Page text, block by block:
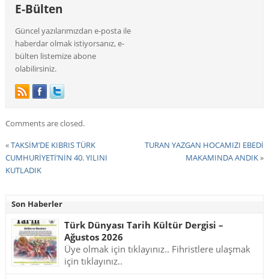
E-Bülten
Güncel yazılarımızdan e-posta ile
haberdar olmak istiyorsanız, e-
bülten listemize abone
olabilirsiniz.
Comments are closed.
«TAKSİM’DE KIBRIS TÜRK
CUMHURİYETİ’NİN 40. YILINI
KUTLADIK
TURAN YAZGAN HOCAMIZI EBEDİ
MAKAMINDA ANDIK»
Son Haberler
Türk Dünyası Tarih Kültür Dergisi –
Ağustos 2026
Üye olmak için tıklayınız.. Fihristlere ulaşmak
için tıklayınız..